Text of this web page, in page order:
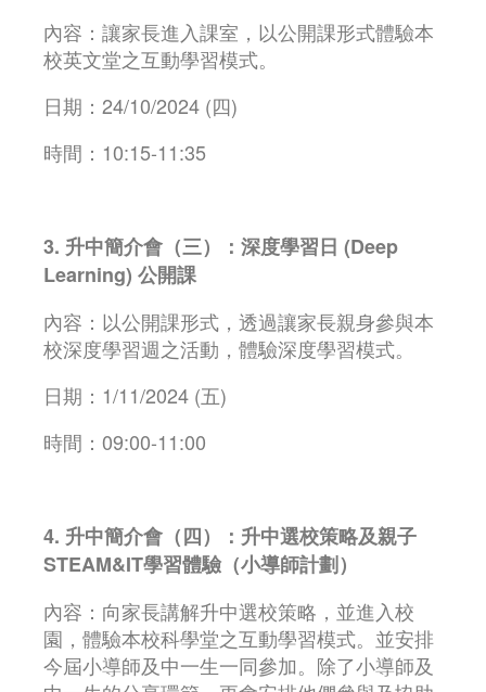
內容：讓家長進入課室，以公開課形式體驗本
校英文堂之互動學習模式。
日期：24/10/2024 (四)
時間：10:15-11:35
3. 升中簡介會（三）：深度學習日 (Deep
Learning) 公開課
內容：以公開課形式，透過讓家長親身參與本
校深度學習週之活動，體驗深度學習模式。
日期：1/11/2024 (五)
時間：09:00-11:00
4. 升中簡介會（四）：升中選校策略及親子
STEAM&IT學習體驗（小導師計劃）
內容：向家長講解升中選校策略，並進入校
園，體驗本校科學堂之互動學習模式。並安排
今屆小導師及中一生一同參加。除了小導師及